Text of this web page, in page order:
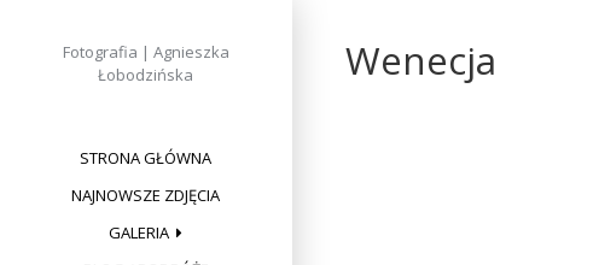
Fotografia | Agnieszka
Łobodzińska
STRONA GŁÓWNA
NAJNOWSZE ZDJĘCIA
GALERIA
Wenecja